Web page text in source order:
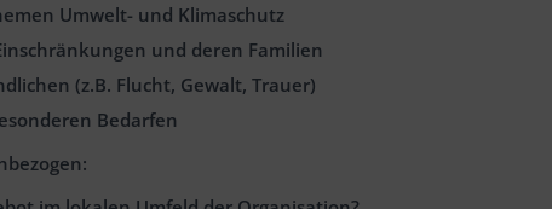
Umwelt- und Klimaschutz
und deren Familien
(z.B. Flucht, Gewalt, Trauer)
Bedarfen